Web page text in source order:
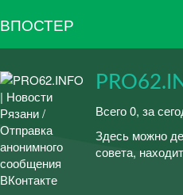
ВПОСТЕР
Всего 0, за
Здесь можно
совета,